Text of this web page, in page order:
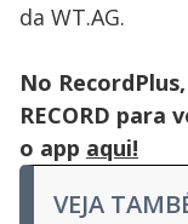
da WT.AG.
No
RECORD para
o app aqui!
VEJA